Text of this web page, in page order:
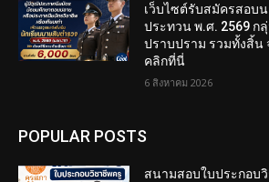
เว็บไซต์รับสมัครสอบ
ประทวน พ.ศ. 2569 ก
ปราบปราม รวมทั้งสิ้น
คลิกที่นี่
6 สิงหาคม 2026
POPULAR POSTS
สนามสอบใบประกอบ